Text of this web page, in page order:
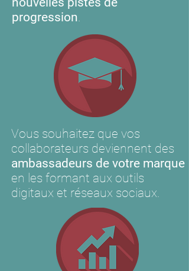
progression.
Vous souhaitez que vos
collaborateurs deviennent des
ambassadeurs de votre marque
en les formant aux outils
digitaux et réseaux sociaux.